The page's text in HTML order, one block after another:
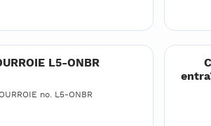
L5-ONBR
no. L5-ONBR